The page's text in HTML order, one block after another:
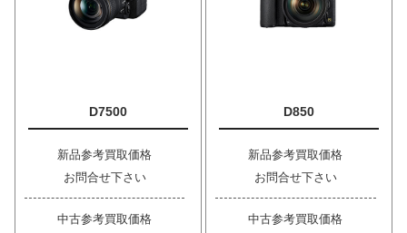
D7500
新品参考買取価格
お問合せ下さい
中古参考買取価格
D850
新品参考買取価格
お問合せ下さい
中古参考買取価格